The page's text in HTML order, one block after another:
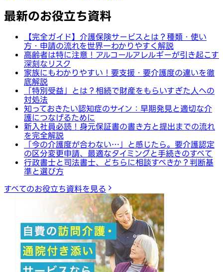
最新のお役立ち資料
【完全ガイド】介護保険サービスとは？種類・使い
方・申請の流れを世界一わかりやすく解説
高齢者は特に注意！アルコールアレルギーが引き起こす
深刻なリスク
家族にもわかりやすい！要支援・要介護度の違いを徹
底解説
「特別受益」とは？相続で財産をもらいすぎた人への
対処法
知っておきたい認知症のサイン：早期発見と適切な介
護につなげるために
新入社員必読！身元保証書の書き方と提出までの流れ
を完全解説
「今の介護度が合わない…」と感じたら。要介護認定
の区分変更申請、最適なタイミングと手続きのすべて
行政書士と司法書士、どちらに相談すべきか？判断基
準と選び方
すべてのお役立ち資料を見る